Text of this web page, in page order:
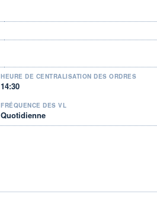
HEURE DE CENTRALISATION DES ORDRES
14:30
FRÉQUENCE DES VL
Quotidienne